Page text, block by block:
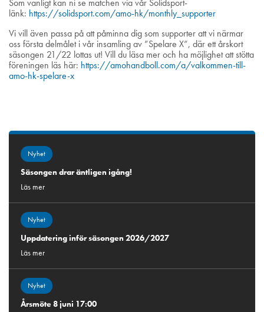
Som vanligt kan ni se matchen via vår Solidsport-
länk: https://solidsport.com/amo-hk/monthly_supporter
Vi vill även passa på att påminna dig som supporter att vi närmar
oss första delmålet i vår insamling av ”Spelare X”, där ett årskort
säsongen 21/22 lottas ut! Vill du läsa mer och ha möjlighet att stötta
föreningen läs här: https://amohandboll.com/a/valkommen-till-
amo-hk-spelare-x
Nyhet
Säsongen drar äntligen igång!
Läs mer
Nyhet
Uppdatering inför säsongen 2026/2027
Läs mer
Nyhet
Årsmöte 8 juni 17:00